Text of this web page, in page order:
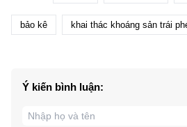
bảo kê khai thác khoáng sản trái
Ý kiến bình luận: